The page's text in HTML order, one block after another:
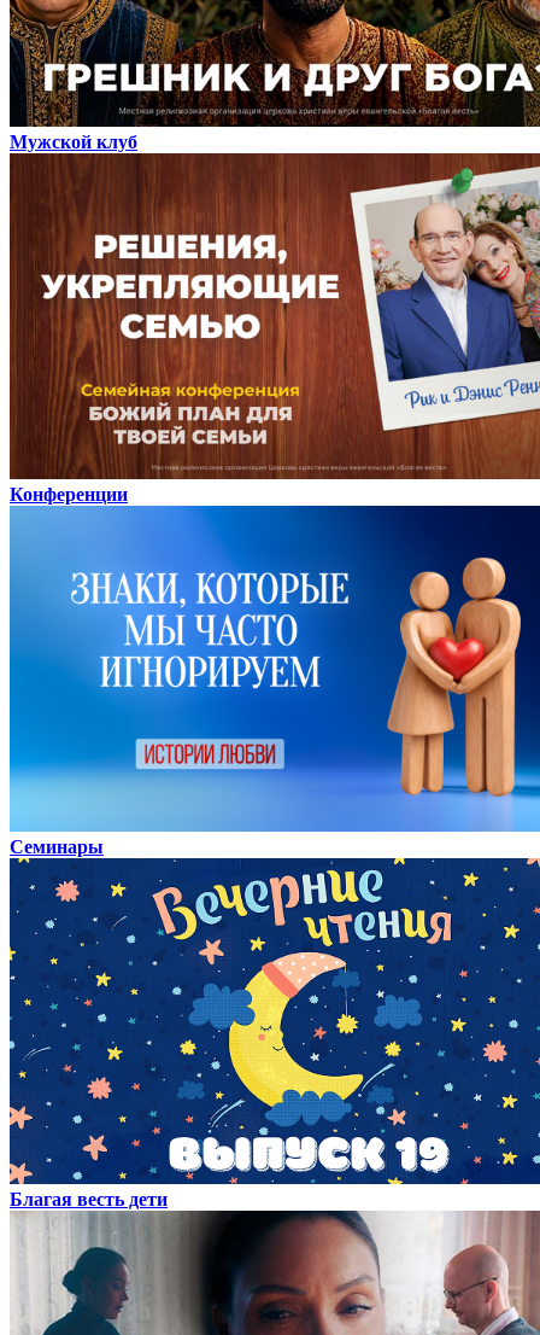
Мужской клуб
Конференции
Семинары
Благая весть дети